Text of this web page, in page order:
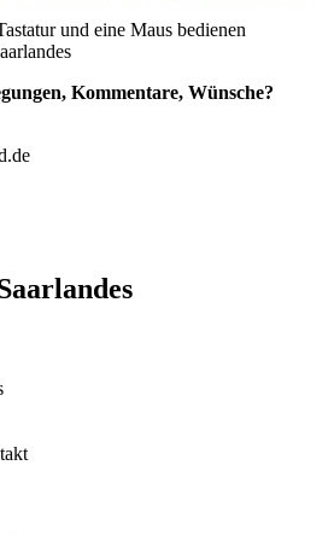
Kommentare, Wünsche?